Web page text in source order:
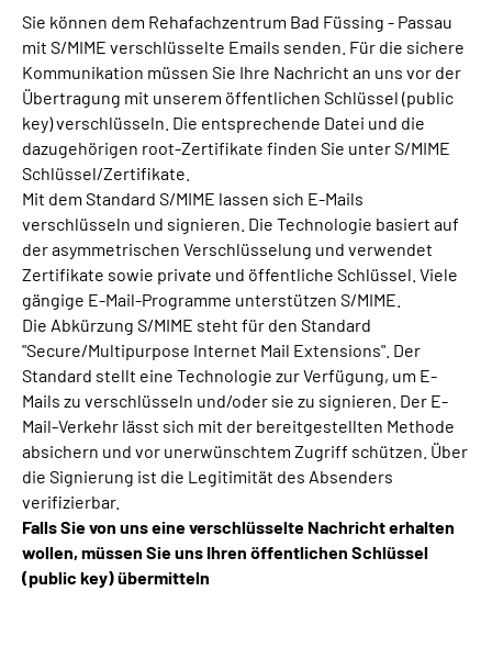
Suche
Sie können dem Rehafachzentrum Bad Füssing - Passau
mit S/MIME verschlüsselte Emails senden. Für die sichere
Kommunikation müssen Sie Ihre Nachricht an uns vor der
Übertragung mit unserem öffentlichen Schlüssel (public
key) verschlüsseln. Die entsprechende Datei und die
dazugehörigen root-Zertifikate finden Sie unter S/MIME
Schlüssel/Zertifikate.
Mit dem Standard S/MIME lassen sich E-Mails
verschlüsseln und signieren. Die Technologie basiert auf
der asymmetrischen Verschlüsselung und verwendet
Zertifikate sowie private und öffentliche Schlüssel. Viele
gängige E-Mail-Programme unterstützen S/MIME.
Die Abkürzung S/MIME steht für den Standard
"Secure/Multipurpose Internet Mail Extensions". Der
Standard stellt eine Technologie zur Verfügung, um E-
Mails zu verschlüsseln und/oder sie zu signieren. Der E-
Mail-Verkehr lässt sich mit der bereitgestellten Methode
absichern und vor unerwünschtem Zugriff schützen. Über
die Signierung ist die Legitimität des Absenders
verifizierbar.
Falls Sie von uns eine verschlüsselte Nachricht erhalten
wollen, müssen Sie uns Ihren öffentlichen Schlüssel
(public key) übermitteln